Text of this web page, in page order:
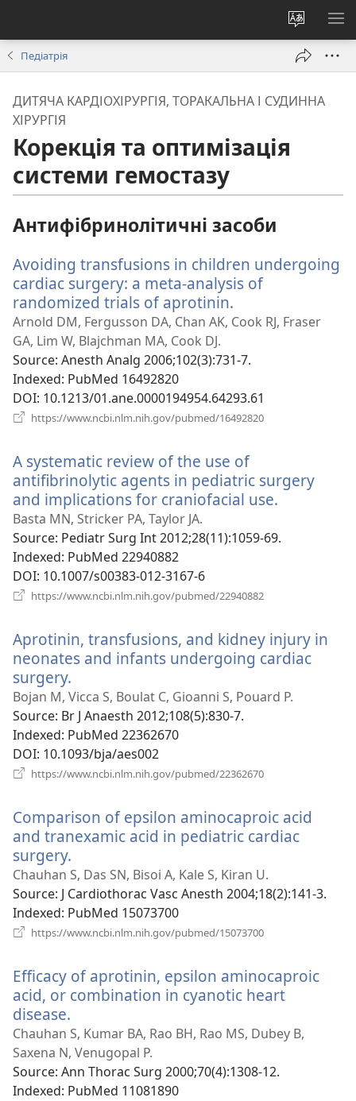
Змінити
мову
сайту
Педіатрія
ДИТЯЧА КАРДІОХІРУРГІЯ, ТОРАКАЛЬНА І СУДИННА
ХІРУРГІЯ
Корекція та оптимізація
системи гемостазу
Антифібринолітичні засоби
Avoiding transfusions in children undergoing
cardiac surgery: a meta-analysis of
randomized trials of aprotinin.
у
вікні)
Arnold DM, Fergusson DA, Chan AK, Cook RJ, Fraser
GA, Lim W, Blajchman MA, Cook DJ.
Source‎: Anesth Analg 2006;102(3):731-7.
Indexed‎: PubMed 16492820
DOI‎: 10.1213/01.ane.0000194954.64293.61
https://www.ncbi.nlm.nih.gov/pubmed/16492820
A systematic review of the use of
antifibrinolytic agents in pediatric surgery
and implications for craniofacial use.
новому
Basta MN, Stricker PA, Taylor JA.
Source‎: Pediatr Surg Int 2012;28(11):1059-69.
Indexed‎: PubMed 22940882
DOI‎: 10.1007/s00383-012-3167-6
https://www.ncbi.nlm.nih.gov/pubmed/22940882
вікні)
Aprotinin, transfusions, and kidney injury in
neonates and infants undergoing cardiac
surgery.
у
новому
вікні)
Bojan M, Vicca S, Boulat C, Gioanni S, Pouard P.
Source‎: Br J Anaesth 2012;108(5):830-7.
Indexed‎: PubMed 22362670
DOI‎: 10.1093/bja/aes002
https://www.ncbi.nlm.nih.gov/pubmed/22362670
вікні)
Comparison of epsilon aminocaproic acid
and tranexamic acid in pediatric cardiac
surgery.
у
новому
вікні)
Chauhan S, Das SN, Bisoi A, Kale S, Kiran U.
Source‎: J Cardiothorac Vasc Anesth 2004;18(2):141-3.
Indexed‎: PubMed 15073700
https://www.ncbi.nlm.nih.gov/pubmed/15073700
вікні)
Efficacy of aprotinin, epsilon aminocaproic
acid, or combination in cyanotic heart
disease.
у
новому
вікні)
Chauhan S, Kumar BA, Rao BH, Rao MS, Dubey B,
Saxena N, Venugopal P.
Source‎: Ann Thorac Surg 2000;70(4):1308-12.
Indexed‎: PubMed 11081890